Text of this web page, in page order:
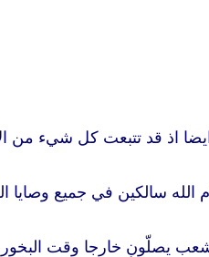
قصة في الامور المتيقنة عندنا 2 كما سلمها الينا الذين كانوا منذ البدء معاينين وخداما للكلمة 3
ابيا وامرأته من بنات هرون واسمها اليصابات. 6 وكانا كلاهما بارين امام